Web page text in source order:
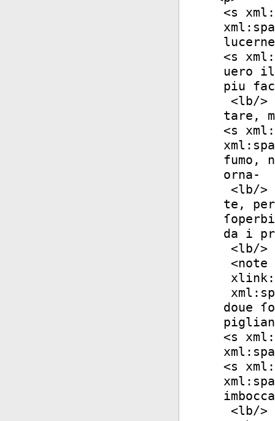
<s
<s
uero il
piu
<lb/>
tare,
<s
fumo,
orna-
<lb/>
te,
da i
<lb/>
<note
doue
<s
<s
<lb/>